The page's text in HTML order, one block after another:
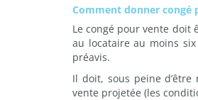
Comment donner congé
Le congé pour vente doit
au locataire au moins
préavis.
Il doit, sous peine
vente projetée (les